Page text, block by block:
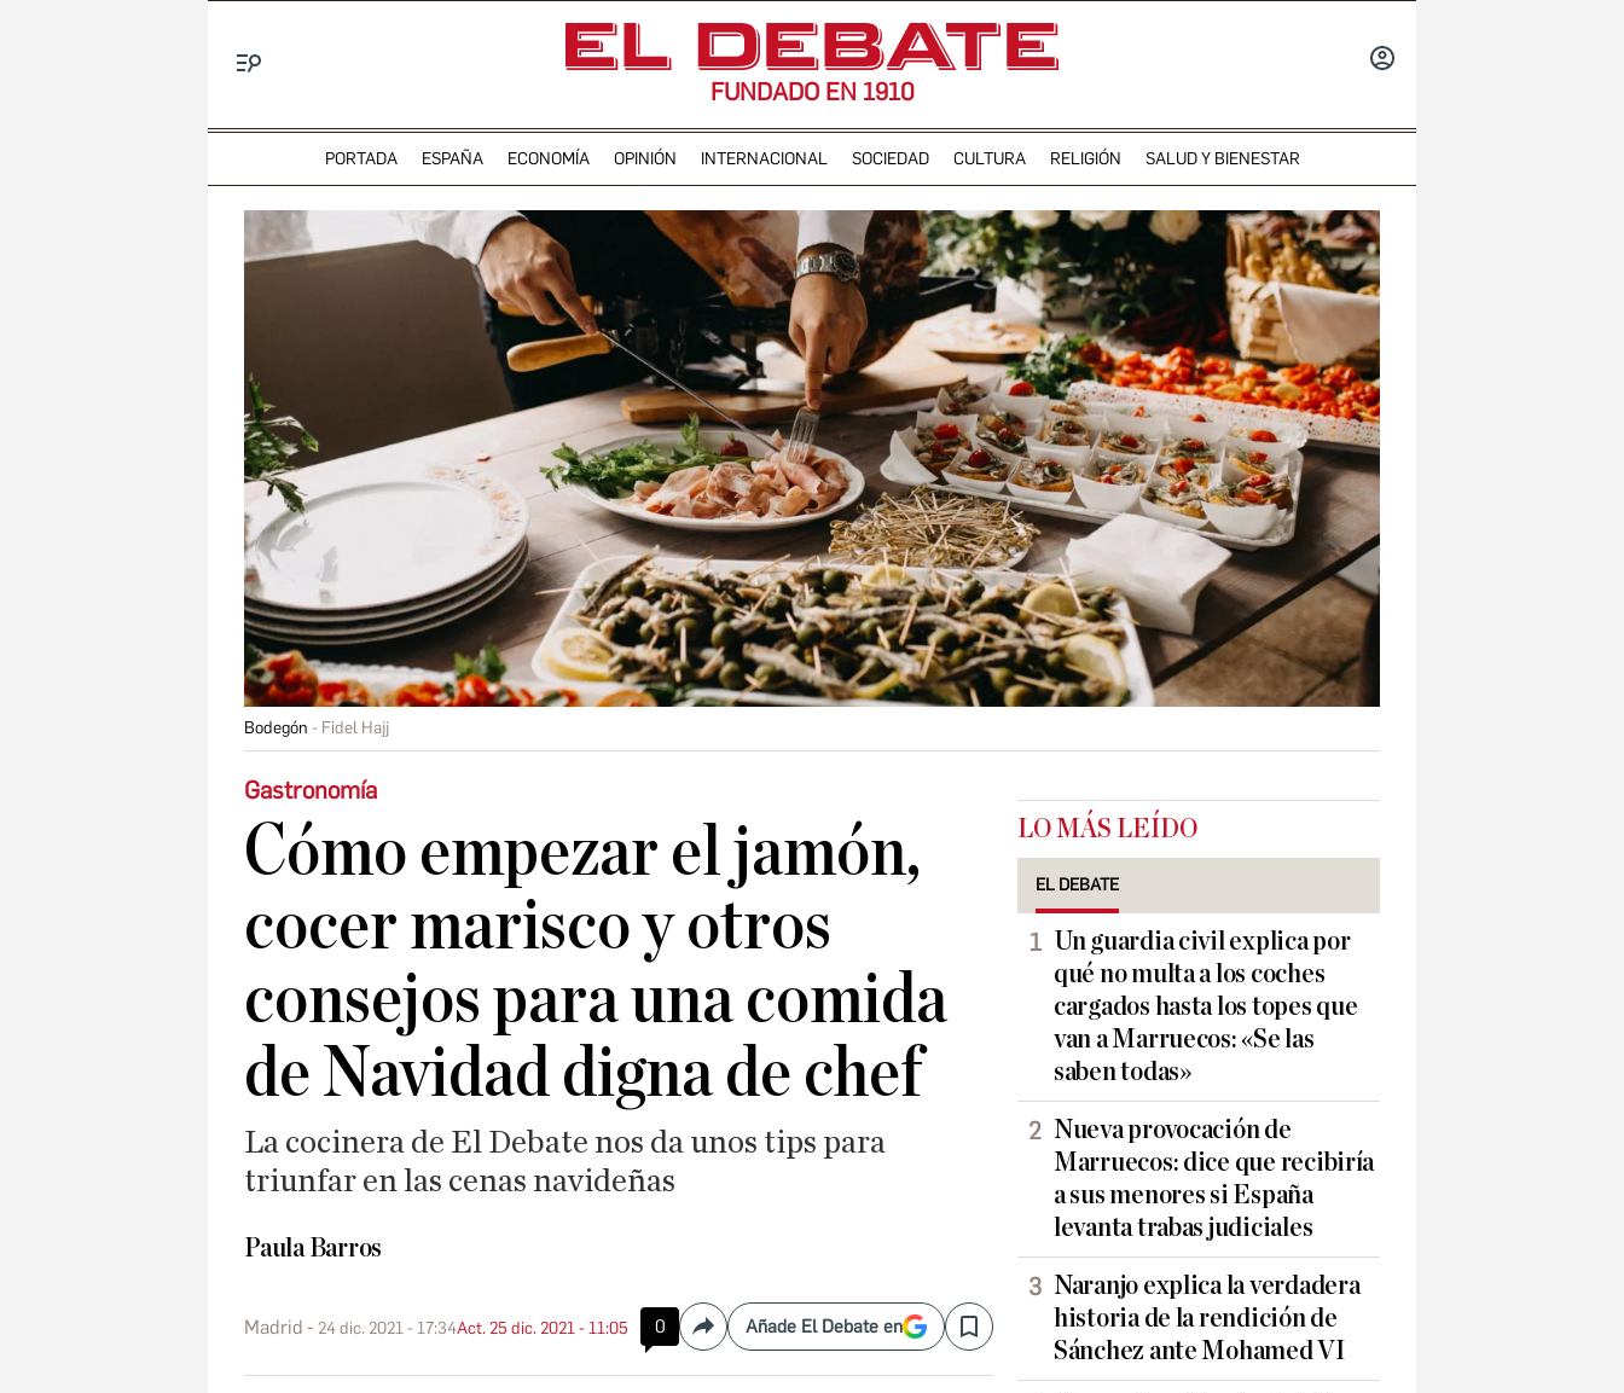
FUNDADO EN 1910
PORTADA ESPAÑA ECONOMÍA OPINIÓN INTERNACIONAL SOCIEDAD CULTURA RELIGIÓN SALUD Y BIENESTAR
Bodegón Fidel Hajj
Gastronomía
Cómo empezar el jamón,
cocer marisco y otros
consejos para una comida
de Navidad digna de chef
La cocinera de El Debate nos da unos tips para
triunfar en las cenas navideñas
Paula Barros
Madrid 24 dic. 2021 - 17:34Act. 25 dic. 2021 - 11:05 0 CompartirAñade El Debate en Save
LO MÁS LEÍDO
EL DEBATE
Un guardia civil explica por
qué no multa a los coches
cargados hasta los topes que
van a Marruecos: «Se las
saben todas»
Nueva provocación de
Marruecos: dice que recibiría
a sus menores si España
levanta trabas judiciales
Naranjo explica la verdadera
historia de la rendición de
Sánchez ante Mohamed VI